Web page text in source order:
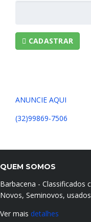
CADASTRAR
ANUNCIE AQUI
(32)99869-7506
QUEM SOMOS
Barbacena - Classificados
Novos, Seminovos, usados
Ver mais detalhes